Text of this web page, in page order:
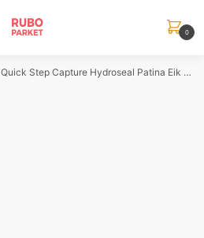
0
Quick Step Capture Hydroseal Patina Eik Bruin